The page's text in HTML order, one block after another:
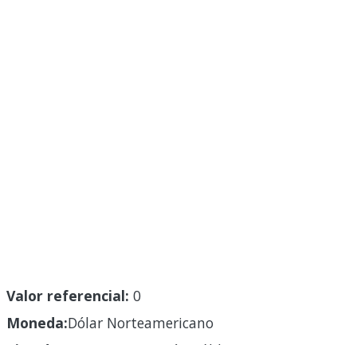
Valor referencial: 0
Moneda:Dólar Norteamericano